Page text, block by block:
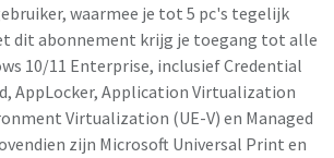
waarmee je tot 5 pc's tegelijk
dit abonnement krijg je toegang tot alle
10/11 Enterprise, inclusief Credential
AppLocker, Application Virtualization
Virtualization (UE-V) en Managed
zijn Microsoft Universal Print en